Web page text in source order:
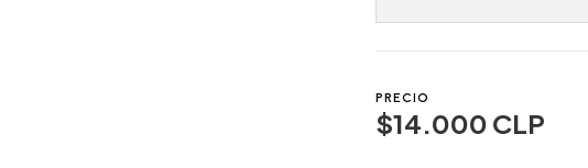
PRECIO
$14.000 CLP